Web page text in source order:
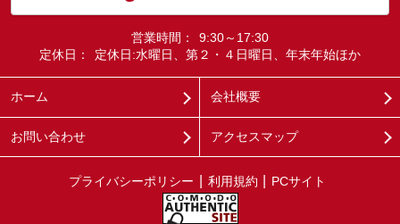
営業時間：
9:30～17:30
定休日：
定休日:水曜日、第２・４日曜日、年末年始ほか
ホーム 会社概要
お問い合わせ アクセスマップ
プライバシーポリシー 利用規約 PCサイト